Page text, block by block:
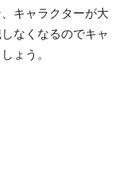
キャラクターが大
なくなるのでキャ
ょう。